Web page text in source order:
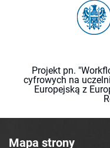
Projekt pn.
cyfrowych na
Europejską z
Mapa strony